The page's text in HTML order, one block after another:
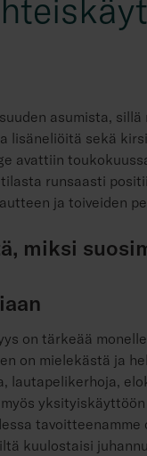
asumista, sillä
lisäneliöitä sekä
avattiin
runsaasti
ja toiveiden
miksi
on tärkeää
on mielekästä ja
lautapelikerhoja,
kuulostaisi